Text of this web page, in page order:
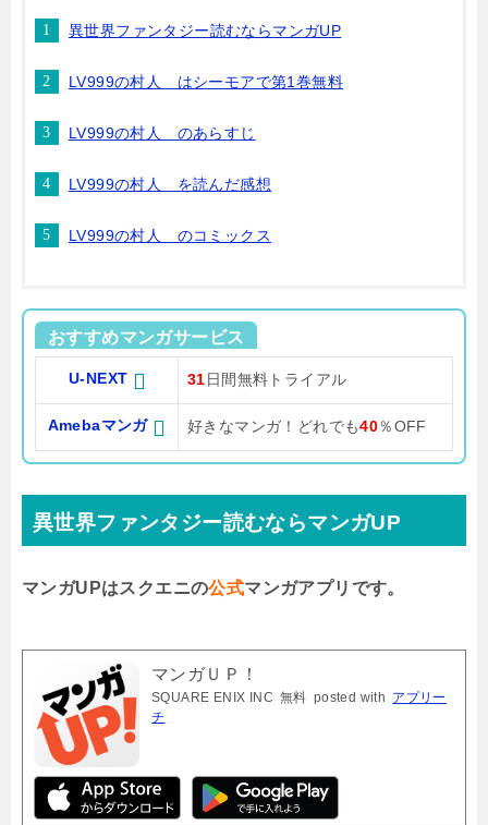
異世界ファンタジー読むならマンガUP
LV999の村人 はシーモアで第1巻無料
LV999の村人 のあらすじ
LV999の村人 を読んだ感想
LV999の村人 のコミックス
おすすめマンガサービス
U-NEXT 31 日間無料トライアル
Amebaマンガ 好きなマンガ！どれでも40％OFF
異世界ファンタジー読むならマンガUP
マンガUPはスクエニの公式マンガアプリです。
マンガＵＰ！
SQUARE ENIX INC 無料 posted with アプリー
チ